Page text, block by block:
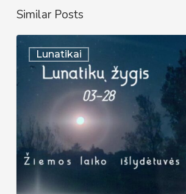
Similar Posts
Lunatikai
Lunatykų
žygis
|
28
žiemos